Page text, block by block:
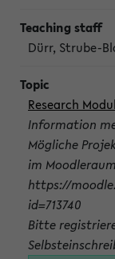
Dürr, Strube-
Research
Information
Mögliche
im
https://
id=713740
Bitte